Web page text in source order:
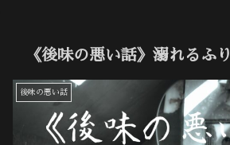
《後味の悪い話》溺れるふり
後味の悪い話